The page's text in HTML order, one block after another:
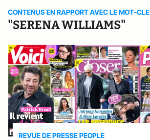
CONTENUS EN RAPPORT AVEC LE MOT-CLE
"SERENA WILLIAMS"
REVUE DE PRESSE PEOPLE